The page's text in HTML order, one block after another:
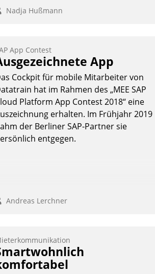
Nadja Hußmann
App Contest
App
Cockpit für mobile Mitarbeiter von
hat im Rahmen des „MEE SAP
Platform App Contest 2018“ eine
erhalten. Im Frühjahr 2019
der Berliner SAP-Partner sie
entgegen.
Andreas Lerchner